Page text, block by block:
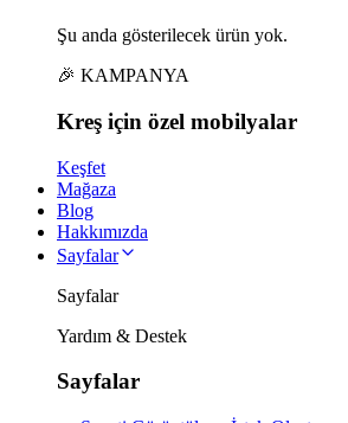
Şu anda gösterilecek ürün yok.
🎉 KAMPANYA
Kreş için özel mobilyalar
Keşfet
Mağaza
Blog
Hakkımızda
Sayfalar
Sayfalar
Yardım & Destek
Sayfalar